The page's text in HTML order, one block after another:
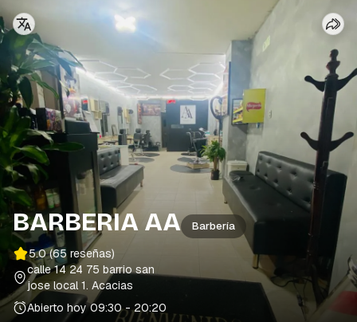
BARBERIA AA Barbería
5.0(65 reseñas)
calle 14 24 75 barrio san
jose local 1. Acacias
Abierto hoy 09:30 - 20:20